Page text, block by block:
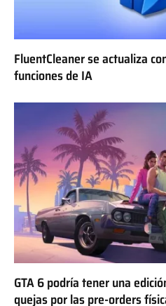
FluentCleaner se actualiza
funciones de IA
GTA 6 podría tener una
quejas por las pre-orders